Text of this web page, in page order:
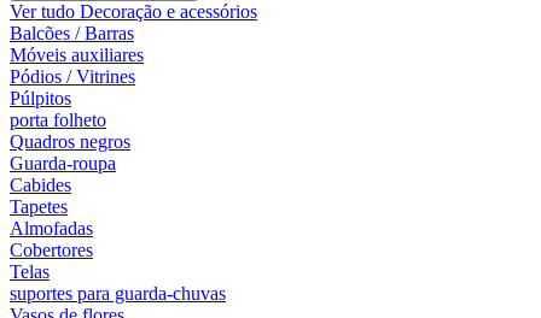
Ver tudo Decoração e acessórios
Balcões / Barras
Móveis auxiliares
Pódios / Vitrines
Púlpitos
porta folheto
Quadros negros
Guarda-roupa
Cabides
Tapetes
Almofadas
Cobertores
Telas
suportes para guarda-chuvas